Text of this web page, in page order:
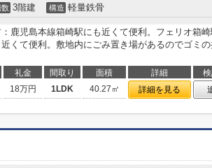
数 3階建 構造 軽量鉄骨
鹿児島本線箱崎駅にも近くて便利。フェリオ箱
くて便利。敷地内にごみ置き場があるのでゴミ
礼金 間取り 面積 詳細
18万円 1LDK 40.27㎡ 詳細を見る